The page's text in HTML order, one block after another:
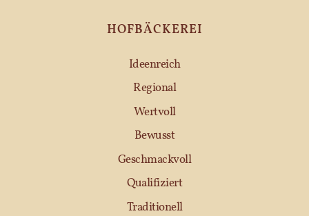
HOFBÄCKEREI
Ideenreich
Regional
Wertvoll
Bewusst
Geschmackvoll
Qualifiziert
Traditionell